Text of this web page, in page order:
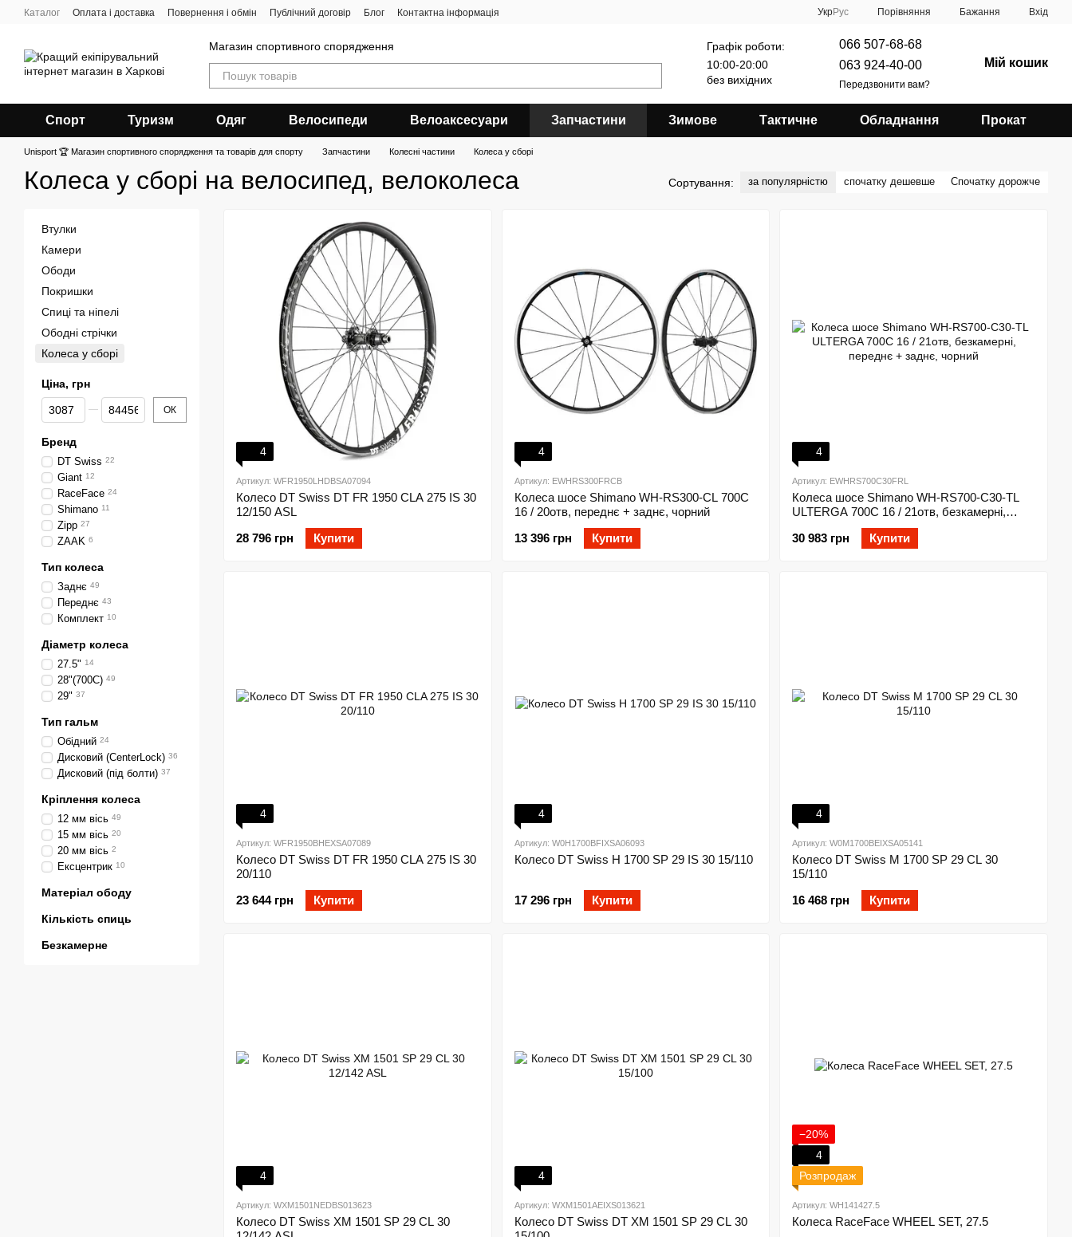
Перейти до основного контенту
Каталог Оплата і доставка Повернення і обмін Публічний договір Блог Контактна інформація УкрРус Порівняння Бажання Вхід
Магазин спортивного спорядження
Графік роботи:
10:00-20:00
без вихідних
066 507-68-68
063 924-40-00
Передзвонити вам?
Мій кошик
Спорт Туризм Одяг Велосипеди Велоаксесуари Запчастини Зимове Тактичне Обладнання Прокат
Unisport 🏆 Магазин спортивного спорядження та товарів для спорту Запчастини Колесні частини Колеса у сборі
Колеса у сборі на велосипед, велоколеса Сортування: за популярністю спочатку дешевше Спочатку дорожче
4
Артикул: WFR1950LHDBSA07094
Колесо DT Swiss DT FR 1950 CLA 275 IS 30
12/150 ASL
28 796 грн
Купити
4
Артикул: EWHRS300FRCB
Колеса шосе Shimano WH-RS300-CL 700C
16 / 20отв, переднє + заднє, чорний
13 396 грн
Купити
4
Артикул: EWHRS700C30FRL
Колеса шосе Shimano WH-RS700-C30-TL
ULTERGA 700С 16 / 21отв, безкамерні,
переднє + заднє, чорний
30 983 грн
Купити
4
Артикул: WFR1950BHEXSA07089
Колесо DT Swiss DT FR 1950 CLA 275 IS 30
20/110
23 644 грн
Купити
4
Артикул: W0H1700BFIXSA06093
Колесо DT Swiss H 1700 SP 29 IS 30 15/110
17 296 грн Купити
4
Артикул: W0M1700BEIXSA05141
Колесо DT Swiss M 1700 SP 29 CL 30
15/110
16 468 грн
Купити
4
Артикул: WXM1501NEDBS013623
Колесо DT Swiss XM 1501 SP 29 CL 30
4
Артикул: WXM1501AEIXS013621
Колесо DT Swiss DT XM 1501 SP 29 CL 30
−20%
4
Розпродаж
Артикул: WH141427.5
Колеса RaceFace WHEEL SET, 27.5
Втулки
Камери
Ободи
Покришки
Спиці та ніпелі
Ободні стрічки
Колеса у сборі
Ціна, грн
Від Ціна, грн
До Ціна, грн ОК
Бренд
DT Swiss 22
Giant 12
RaceFace 24
Shimano 11
Zipp 27
ZAAK 6
Тип колеса
Заднє 49
Переднє 43
Комплект 10
Діаметр колеса
27.5" 14
28"(700C) 49
29" 37
Тип гальм
Обідний 24
Дисковий (CenterLock) 36
Дисковий (під болти) 37
Кріплення колеса
12 мм вісь 49
15 мм вісь 20
20 мм вісь 2
Ексцентрик 10
Матеріал ободу
Кількість спиць
Безкамерне